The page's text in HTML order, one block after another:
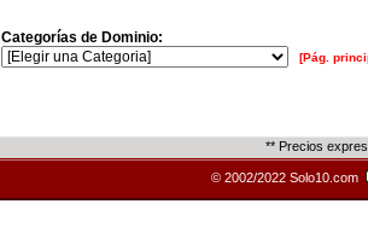
Categorías de Dominio:
[Pág.
** Precios
© 2002/2022 Solo10.com